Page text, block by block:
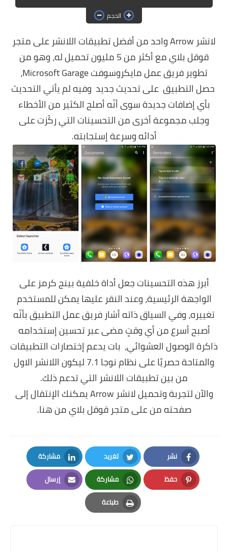
الحلقات
العاب
الحجم
لانشر Arrow واحد من أفضل تطبيقات اللانشر على متجر
قوقل بلاي مع أكثر من 5 مليون تحميل له، وهو من
تطوير فريق عمل مايكروسوفت Microsoft Garage،
حصل التطبيق على تحديث جديد وفيه لم يأتي التحديث
بأي إضافات جديدة سوى أنّه أصلح الكثير من الأخطاء
وجلب مجموعة أخرى من التحسينات التي ركّزت على
أدائه وسرعة إستجابته.
أبرز هذه التحسينات جعل أداة خلفية بينج كرمز على
الواجهة الرئيسية، وعند النقر عليها يمكن للمستخدم
تغييره، وفي السياق ذاته أشار فريق عمل التطبيق بأنّه
أصبح أسرع من أي وقتٍ مضى عبر تحسين إستخدامه
ذاكرة الوصول العشوائي، بات يدعم إختصارات التطبيقات
والمتاحة حصريًا على نظام نوجا 7.1 ليكون اللانشر الاول
من بين تطبيقات اللانشر التي تدعم ذلك.
والآن لتجربة وتحميل لانشر Arrow يمكنك الإنتقال إلى
صفحته من على متجر قوقل بلاي منهنا.
نشر
Facebook
تغريد
Twitter
مشاركة
LinkedIn
حفظ
Pinterest
مشاركة
Whatsapp
إرسال
Email
طباعة
Print